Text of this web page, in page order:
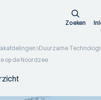
Zoeken
Duurzame
op de Noordzee